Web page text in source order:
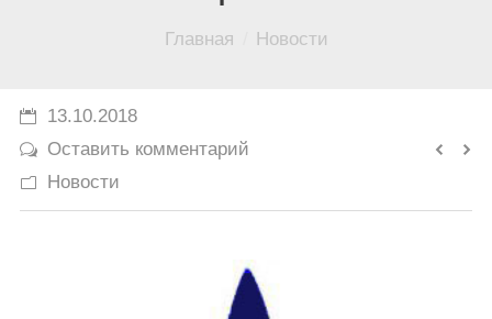
Хроника
Юмор
Главная Новости
13.10.2018
Оставить комментарий
Новости